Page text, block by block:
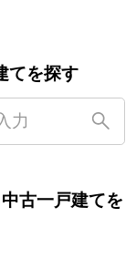
てを探す
古一戸建てを